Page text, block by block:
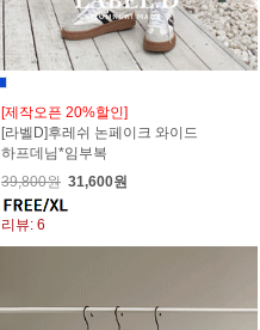
[제작오픈 20%할인]
[라벨D]후레쉬 논페이크 와이드
하프데님*임부복
39,800원 31,600원
리뷰: 6